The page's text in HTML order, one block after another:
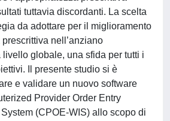
tuttavia discordanti. La scelta
da adottare per il miglioramento
nell’anziano
livello globale, una sfida per tutti i
Il presente studio si è
e validare un nuovo software
Provider Order Entry
(CPOE-WIS) allo scopo di